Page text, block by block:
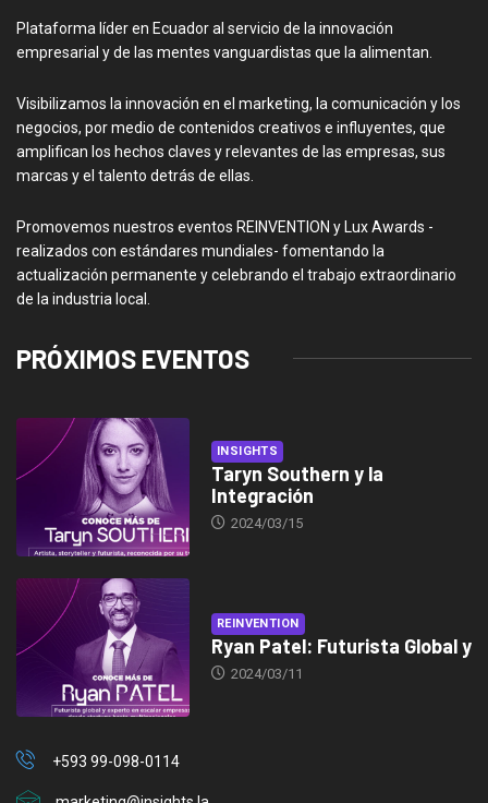
Plataforma líder en Ecuador al servicio de la innovación
empresarial y de las mentes vanguardistas que la alimentan.
Visibilizamos la innovación en el marketing, la comunicación y los
negocios, por medio de contenidos creativos e influyentes, que
amplifican los hechos claves y relevantes de las empresas, sus
marcas y el talento detrás de ellas.
Promovemos nuestros eventos REINVENTION y Lux Awards -
realizados con estándares mundiales- fomentando la
actualización permanente y celebrando el trabajo extraordinario
de la industria local.
PRÓXIMOS EVENTOS
INSIGHTS
Taryn Southern y la
Integración
2024/03/15
REINVENTION
Ryan Patel: Futurista Global y
2024/03/11
+593 99-098-0114